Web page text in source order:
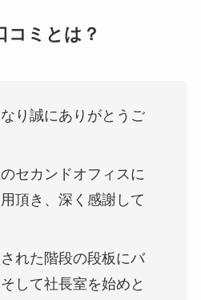
コミとは？
り誠にありがとうご
セカンドオフィスに
頂き、深く感謝して
れた階段の段板にバ
して社長室を始めと